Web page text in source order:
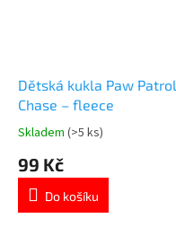
Dětská kukla Paw Patrol
Chase – fleece
Průměrné
produktu
5,0
Skladem (>5 ks)
99 Kč
Do košíku